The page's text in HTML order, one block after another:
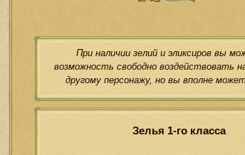
При наличии зелий и эликсиров вы
возможность свободно воздействовать
другому персонажу, но вы вполне
Зелья 1-го класса